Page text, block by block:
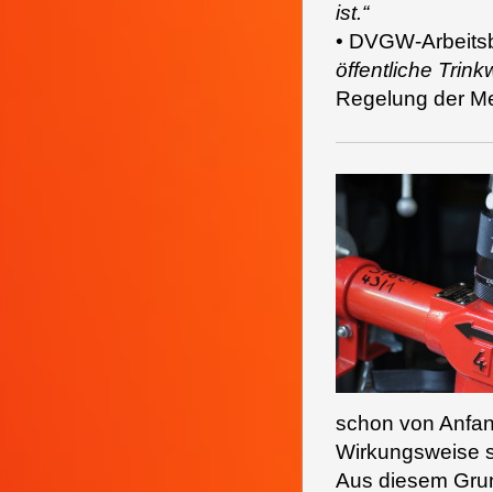
ist.“
• DVGW-
öffentliche
Regelung der
schon von
Wirkungsweise
Aus diesem